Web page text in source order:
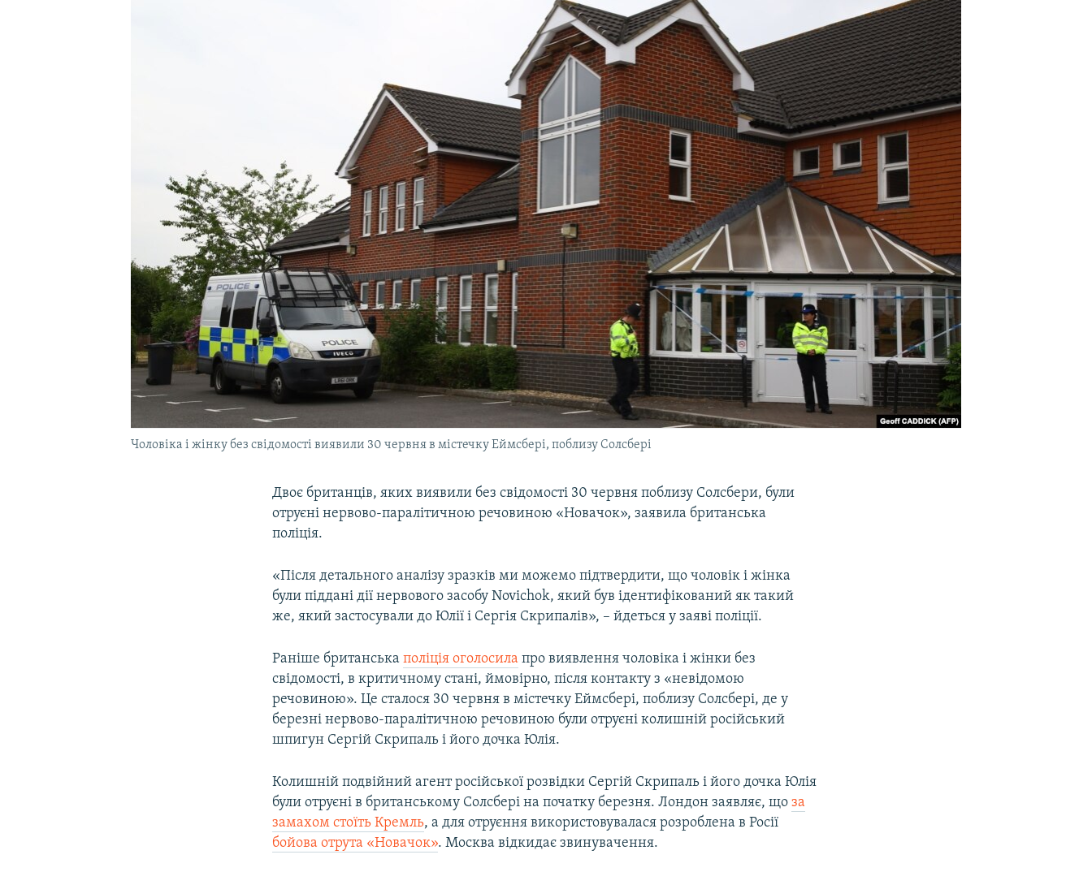
Чоловіка і жінку без свідомості виявили 30 червня в містечку Еймсбері, поблизу Солсбері
Двоє британців, яких виявили без свідомості 30 червня поблизу Солсбери, були
отруєні нервово-паралітичною речовиною «Новачок», заявила британська
поліція.
«Після детального аналізу зразків ми можемо підтвердити, що чоловік і жінка
були піддані дії нервового засобу Novichok, який був ідентифікований як такий
же, який застосували до Юлії і Сергія Скрипалів», – йдеться у заяві поліції.
Раніше британськаполіція оголосила про виявлення чоловіка і жінки без
свідомості, в критичному стані, ймовірно, після контакту з «невідомою
речовиною». Це сталося 30 червня в містечку Еймсбері, поблизу Солсбері, де у
березні нервово-паралітичною речовиною були отруєні колишній російський
шпигун Сергій Скрипаль і його дочка Юлія.
Колишній подвійний агент російської розвідки Сергій Скрипаль і його дочка Юлія
були отруєні в британському Солсбері на початку березня. Лондон заявляє, щоза
замахом стоїть Кремль, а для отруєння використовувалася розроблена в Росії
бойова отрута «Новачок». Москва відкидає звинувачення.